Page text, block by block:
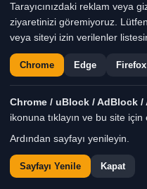
Daha sonraki
adresim ve site adresim bu
Güvenlik Sorusu*
8 + 1 = ?
Tarayıcınızdaki reklam veya
ziyaretinizi göremiyoruz.
veya siteyi izin verilenler
Chrome Edge Firefox
Chrome / uBlock / AdBlock /
ikonuna tıklayın ve bu site için
Ardından sayfayı yenileyin.
Sayfayı Yenile Kapat